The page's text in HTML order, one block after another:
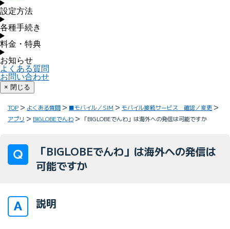
設定方法
各種手続き
料金・特典
お知らせ
よくある質問
お問い合わせ
× 閉じる
TOP よくある質問 ■モバイル／SIM
モバイル接続サービス 確認／変更
アプリ
BIGLOBEでんわ 「BIGLOBEでんわ」は海外への発信は可能ですか
「BIGLOBEでんわ」は海外への発信は
可能ですか
説明